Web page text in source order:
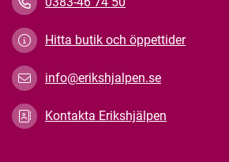
Hitta butik och öppettider
info@erikshjalpen.se
Kontakta Erikshjälpen